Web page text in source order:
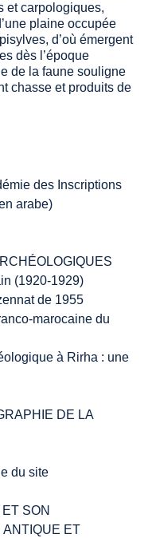
et carpologiques,
plaine occupée
d’où émergent
dès l’époque
de la faune souligne
chasse et produits de
des Inscriptions
arabe)
(1920-1929)
de 1955
marocaine du
à Rirha : une
DE LA
du site
SON
ANTIQUE ET